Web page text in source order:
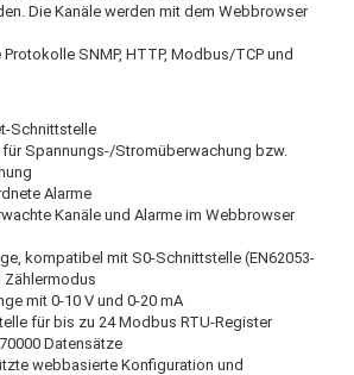
Die Kanäle werden mit dem Webbrowser
SNMP, HTTP, Modbus/TCP und
Schnittstelle
für Spannungs-/Stromüberwachung bzw.
Alarme
Kanäle und Alarme im Webbrowser
kompatibel mit S0-Schnittstelle (EN62053-
Zählermodus
mit 0-10 V und 0-20 mA
für bis zu 24 Modbus RTU-Register
Datensätze
webbasierte Konfiguration und